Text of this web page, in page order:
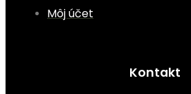
Môj účet
Kontakt